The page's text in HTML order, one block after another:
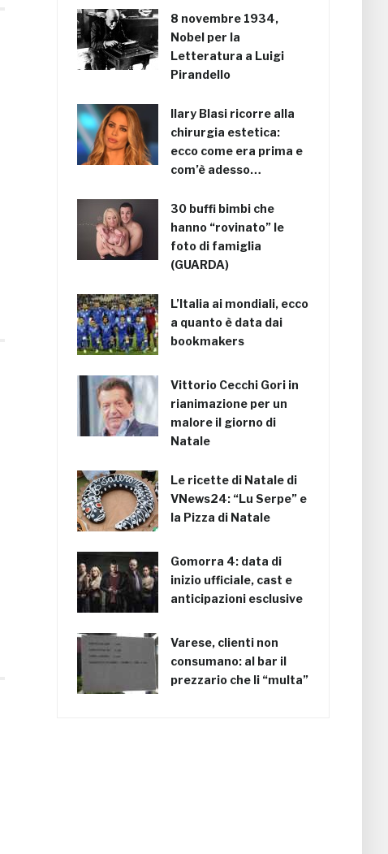
8 novembre 1934,
Nobel per la
Letteratura a Luigi
Pirandello
Ilary Blasi ricorre alla
chirurgia estetica:
ecco come era prima e
com’è adesso…
30 buffi bimbi che
hanno “rovinato” le
foto di famiglia
(GUARDA)
L’Italia ai mondiali, ecco
a quanto è data dai
bookmakers
Vittorio Cecchi Gori in
rianimazione per un
malore il giorno di
Natale
Le ricette di Natale di
VNews24: “Lu Serpe” e
la Pizza di Natale
Gomorra 4: data di
inizio ufficiale, cast e
anticipazioni esclusive
Varese, clienti non
consumano: al bar il
prezzario che li “multa”